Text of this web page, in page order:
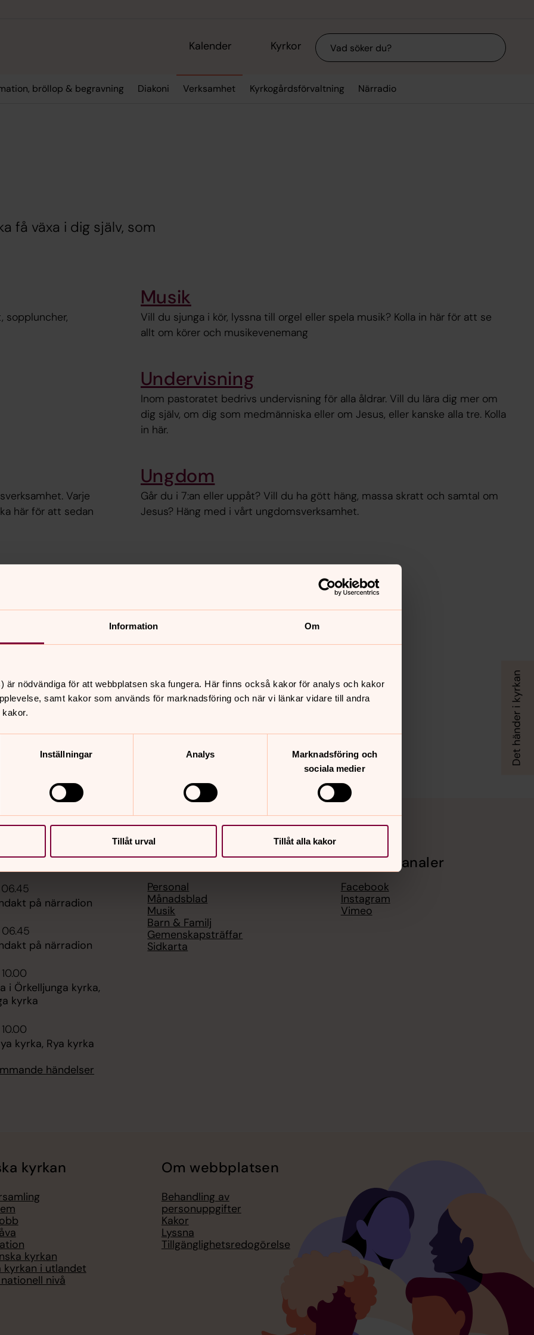
Information Om
är nödvändiga för att webbplatsen ska fungera. Här finns också kakor för analys och kakor
samt kakor som används för marknadsföring och när vi länkar vidare till andra
Inställningar Analys
Marknadsföring och
sociala medier
Tillåt urval Tillåt alla kakor
Kalender Kyrkor Sök
bröllop & begravning Diakoni Verksamhet Kyrkogårdsförvaltning Närradio
få växa i dig själv, som
soppluncher,
Musik
Vill du sjunga i kör, lyssna till orgel eller spela musik? Kolla in här för att se
allt om körer och musikevenemang
Undervisning
Inom pastoratet bedrivs undervisning för alla åldrar. Vill du lära dig mer om
dig själv, om dig som medmänniska eller om Jesus, eller kanske alla tre. Kolla
in här.
Varje
här för att sedan
Ungdom
Går du i 7:an eller uppåt? Vill du ha gött häng, massa skratt och samtal om
Jesus? Häng med i vårt ungdomsverksamhet.
i vårt pastorat?
på närradion
på närradion
i Örkelljunga kyrka,
kyrka
kyrka, Rya kyrka
händelser
Hitta snabbt
Personal
Månadsblad
Musik
Barn & Familj
Gemenskapsträffar
Sidkarta
Sociala kanaler
Facebook
Instagram
Vimeo
kyrkan
kyrkan
kyrkan i utlandet
nivå
Om webbplatsen
Behandling av
personuppgifter
Kakor
Lyssna
Tillgänglighetsredogörelse